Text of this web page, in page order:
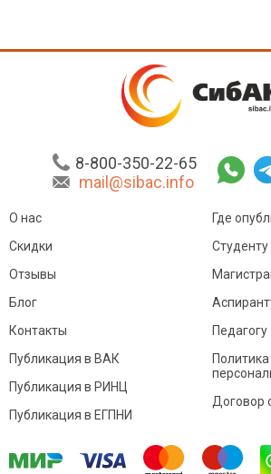
8-800-350-22-65
mail@sibac.info
О нас
Скидки
Отзывы
Блог
Контакты
Где
Студенту
Педагогу
Публикация в ВАК
Публикация в РИНЦ
Публикация в ЕГПНИ
Договор